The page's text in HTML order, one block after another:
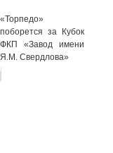
«Торпедо»
поборется за Кубок
ФКП «Завод имени
Я.М. Свердлова»